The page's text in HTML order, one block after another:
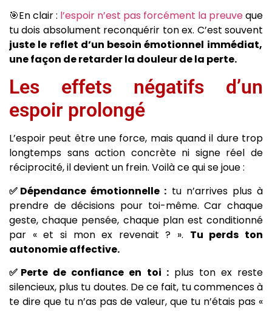
🎯En clair : l’espoir n’est pas forcément la preuveque
tu dois absolument reconquérir ton ex. C’est souvent
juste le reflet d’un besoin émotionnel immédiat,
une façon de retarder la douleur de la perte.
Les effets négatifs d’un
espoir prolongé
L’espoir peut être une force, mais quand il dure trop
longtemps sans action concrète ni signe réel de
réciprocité, il devient un frein. Voilà ce qui se joue :
✅Dépendance émotionnelle : tu n’arrives plus à
prendre de décisions pour toi-même. Car chaque
geste, chaque pensée, chaque plan est conditionné
par « et si mon ex revenait ? ». Tu perds ton
autonomie affective.
✅Perte de confiance en toi :plus ton ex reste
silencieux, plus tu doutes. De ce fait, tu commences à
te dire que tu n’as pas de valeur, que tu n’étais pas «